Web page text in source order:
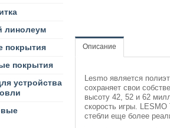
линолеум
покрытия
покрытия
устройства
Описание
Lesmo является
сохраняет свои
высоту 42, 52 и 62
скорость игры.
стебли еще более